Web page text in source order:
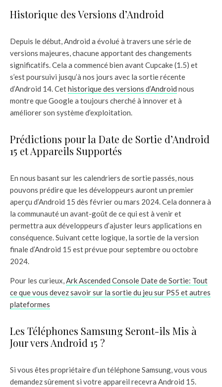
Historique des Versions d’Android
Depuis le début, Android a évolué à travers une série de
versions majeures, chacune apportant des changements
significatifs. Cela a commencé bien avant Cupcake (1.5) et
s’est poursuivi jusqu’à nos jours avec la sortie récente
d’Android 14. Cethistorique des versions d’Android nous
montre que Google a toujours cherché à innover et à
améliorer son système d’exploitation.
Prédictions pour la Date de Sortie d’Android
15 et Appareils Supportés
En nous basant sur les calendriers de sortie passés, nous
pouvons prédire que les développeurs auront un premier
aperçu d’Android 15 dès février ou mars 2024. Cela donnera à
la communauté un avant-goût de ce qui est à venir et
permettra aux développeurs d’ajuster leurs applications en
conséquence. Suivant cette logique, la sortie de la version
finale d’Android 15 est prévue pour septembre ou octobre
2024.
Pour les curieux,Ark Ascended Console Date de Sortie: Tout
ce que vous devez savoir sur la sortie du jeu sur PS5 et autres
plateformes
Les Téléphones Samsung Seront-ils Mis à
Jour vers Android 15 ?
Si vous êtes propriétaire d’un téléphone Samsung, vous vous
demandez sûrement si votre appareil recevra Android 15.